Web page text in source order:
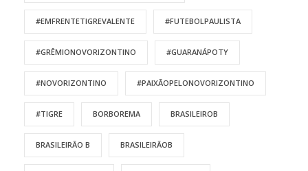
#EMFRENTETIGREVALENTE #FUTEBOLPAULISTA
#GRÊMIONOVORIZONTINO #GUARANÁPOTY
#NOVORIZONTINO #PAIXÃOPELONOVORIZONTINO
#TIGRE BORBOREMA BRASILEIROB
BRASILEIRÃO B BRASILEIRÃOB